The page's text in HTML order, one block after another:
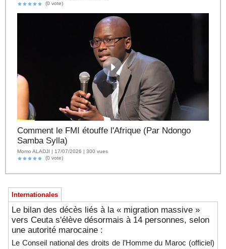
(0 vote)
Comment le FMI étouffe l'Afrique (Par Ndongo
Samba Sylla)
Momo ALADJI | 17/07/2026 | 300 vues
(0 vote)
Internationales
Le bilan des décès liés à la « migration massive »
vers Ceuta s'élève désormais à 14 personnes, selon
une autorité marocaine :
Le Conseil national des droits de l’Homme du Maroc (officiel)